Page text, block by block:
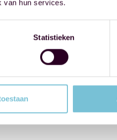
van hun services.
Statistieken